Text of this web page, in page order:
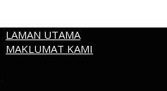
LAMAN UTAMA
MAKLUMAT KAMI